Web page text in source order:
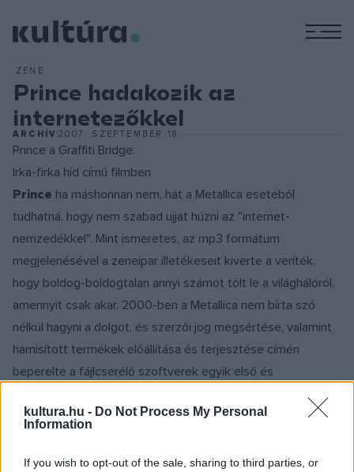
kultura.hu - Do Not Process My Personal
Information
If you wish to opt-out of the sale, sharing to third parties, or
ZENE
Prince hadakozik az
internetezőkkel
ARCHÍV2007. SZEPTEMBER 18.
Prince a Graffiti Bridge:
Irka-firka híd című filmben
Prince ha máshonnan nem, hát a Metallica esetéből
tudhatná, hogy nem szabad ujjat húzni az "internet-
nemzedékkel". Mint ismeretes, az mp3 formátum
megjelenésével a zeneipar illetékeseit kiverte a veríték,
hogy boldog-boldogtalan annyi számot tölt le a világhálóról,
amennyit csak akar. 2000-ben a Metallica nem bírta szó
nélkül hagyni a dolgot, és szerzői jog megsértése, valamint
hamisított termékek előállítása és terjesztése címén
beperelte a fájlcserélő szoftverek egyik első és
legnevezetesebb képviselőjét, a Napstert. Intő jel lehetne a
hasonló lépést fontolgató Prince számára, hogy hét évvel
döntése miatt. A fájlcserélőket tolvajbandának titulálóLars